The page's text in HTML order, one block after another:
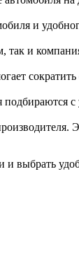
и
так и
с
выбрать